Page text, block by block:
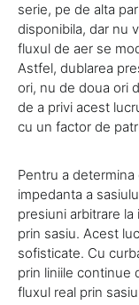
serie, pe de alta
disponibila, dar nu
fluxul de aer se
Astfel, dublarea
ori, nu de doua ori
de a privi acest
cu un factor de
Pentru a
impedanta a
presiuni arbitrare
prin sasiu. Acest
sofisticate. Cu
prin liniile continue
fluxul real prin